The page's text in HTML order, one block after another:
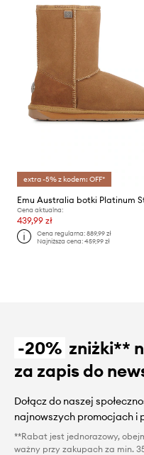
extra -5% z kodem: OFF*
Cena aktualna:
439,99 zł
Cena regularna:889,99 zł
Najniższa cena:459,99 zł
-20% zniżki**
za zapis do
Dołącz do naszej
najnowszych promocjach i
**Rabat jest jednorazowy,
ważny przy zakupach za min.